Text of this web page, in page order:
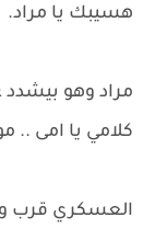
هسيبك يا مراد.
مراد وهو بيشدد
كلامي يا امى ..
العسكري قرب